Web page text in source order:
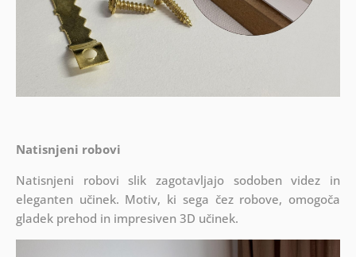
Natisnjeni robovi
Natisnjeni robovi slik zagotavljajo sodoben videz in
eleganten učinek. Motiv, ki sega čez robove, omogoča
gladek prehod in impresiven 3D učinek.